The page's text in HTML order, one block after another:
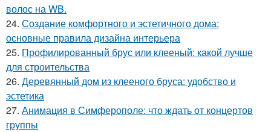
волос на WB.
24. Создание комфортного и эстетичного дома:
основные правила дизайна интерьера
25. Профилированный брус или клееный: какой лучше
для строительства
26. Деревянный дом из клееного бруса: удобство и
эстетика
27. Анимация в Симферополе: что ждать от концертов
группы